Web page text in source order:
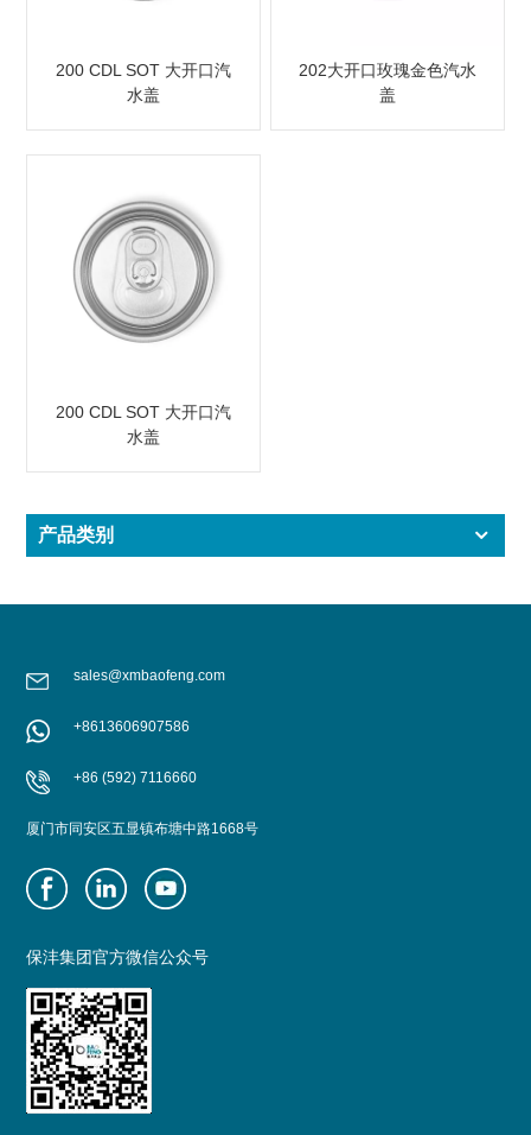
200 CDL SOT 大开口汽
水盖
202大开口玫瑰金色汽水
盖
200 CDL SOT 大开口汽
水盖
产品类别
sales@xmbaofeng.com
+8613606907586
+86 (592) 7116660
厦门市同安区五显镇布塘中路1668号
保沣集团官方微信公众号